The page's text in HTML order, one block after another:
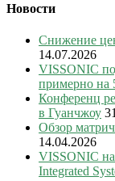
Новости
Снижение
14.07.2026
VISSONIC
примерно на
Конференц
в Гуанчжоу
Обзор
14.04.2026
VISSONIC на
Integrated